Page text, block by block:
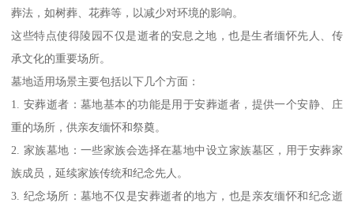
葬法，如树葬、花葬等，以减少对环境的影响。
这些特点使得陵园不仅是逝者的安息之地，也是生者缅怀先人、传
承文化的重要场所。
墓地适用场景主要包括以下几个方面：
1. 安葬逝者：墓地基本的功能是用于安葬逝者，提供一个安静、庄
重的场所，供亲友缅怀和祭奠。
2. 家族墓地：一些家族会选择在墓地中设立家族墓区，用于安葬家
族成员，延续家族传统和纪念先人。
3. 纪念场所：墓地不仅是安葬逝者的地方，也是亲友缅怀和纪念逝